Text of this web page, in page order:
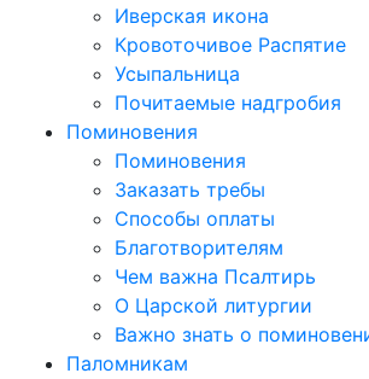
Иверская икона
Кровоточивое Распятие
Усыпальница
Почитаемые надгробия
Поминовения
Поминовения
Заказать требы
Способы оплаты
Благотворителям
Чем важна Псалтирь
О Царской литургии
Важно знать о
Паломникам